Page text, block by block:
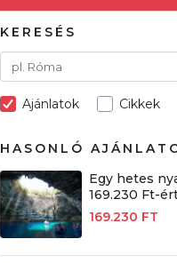
Utazómajom – CitySIM
Élménybeszámolók
Szállodalátogatás
Sajtómegjelenések
KERESÉS
Ajánlatok Cikkek
HASONLÓ
Egy hetes
169.230 Ft-
169.230 FT